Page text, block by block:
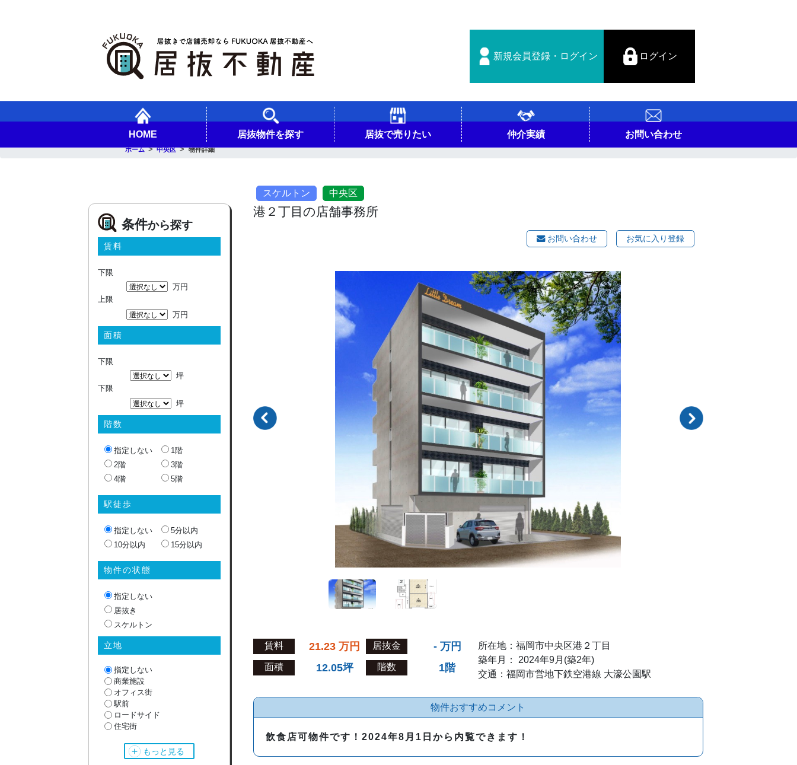
新規会員登録・ログイン ログイン
HOME 居抜物件を探す 居抜で売りたい 仲介実績 お問い合わせ
ホーム 中央区 物件詳細
条件から探す
賃料
下限
万円
上限
万円
面積
下限
坪
下限
坪
階数
指定しない
1階
2階
3階
4階
5階
駅徒歩
指定しない
5分以内
10分以内
15分以内
物件の状態
指定しない
居抜き
スケルトン
立地
指定しない
商業施設
オフィス街
駅前
ロードサイド
住宅街
商店街
郊外
もっと見る
スケルトン 中央区
港２丁目の店舗事務所
お問い合わせ お気に入り登録
賃料 21.23万円 居抜金 - 万円
面積 12.05坪 階数 1階
所在地：福岡市中央区港２丁目
築年月： 2024年9月(築2年)
交通：福岡市営地下鉄空港線 大濠公園駅
物件おすすめコメント
飲食店可物件です！2024年8月1日から内覧できます！